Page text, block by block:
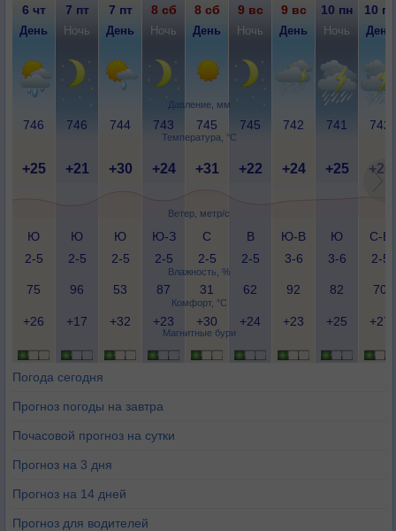
Давление, мм
Температура, °C
Ветер, метр/с
Влажность, %
Комфорт, °C
Магнитные бури
6 чт 7 пт 7 пт 8 сб 8 сб 9 вс 9 вс 10 пн 10 пн
День Ночь День Ночь День Ночь День Ночь День
746 746 744 743 745 745 742 741 742
+25 +21 +30 +24 +31 +22 +24 +25 +26
Ю
2-5
Ю
2-5
Ю
2-5
Ю-З
2-5
С
2-5
В
2-5
Ю-В
3-6
Ю
3-6
С-В
2-5
75 96 53 87 31 62 92 82 70
+26 +17 +32 +23 +30 +24 +23 +25 +27
Погода сегодня
Прогноз погоды на завтра
Почасовой прогноз на сутки
Прогноз на 3 дня
Прогноз на 14 дней
Прогноз для водителей